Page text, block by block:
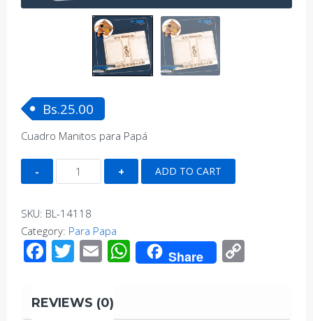
Bs.25.00
Cuadro Manitos para Papá
Cuadro
Manitos
Papá
quantity
ADD TO CART
SKU: BL-14118
Category: Para Papa
Facebook
Twitter
EmailWhatsApp
Share
REVIEWS (0)